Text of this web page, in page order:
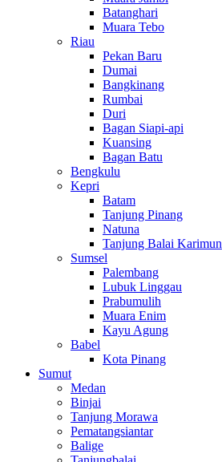
Batanghari
Muara Tebo
Riau
Pekan Baru
Dumai
Bangkinang
Rumbai
Duri
Bagan Siapi-api
Kuansing
Bagan Batu
Bengkulu
Kepri
Batam
Tanjung Pinang
Natuna
Tanjung Balai Karimun
Sumsel
Palembang
Lubuk Linggau
Prabumulih
Muara Enim
Kayu Agung
Babel
Kota Pinang
Sumut
Medan
Binjai
Tanjung Morawa
Pematangsiantar
Balige